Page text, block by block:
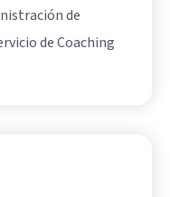
de
de Coaching